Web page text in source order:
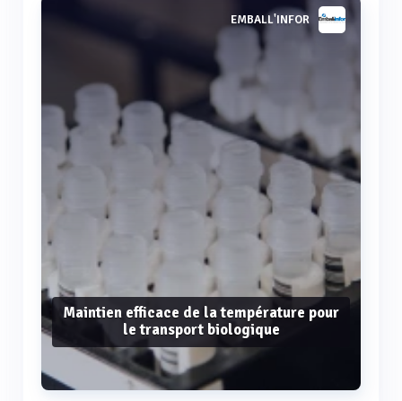
EMBALL'INFOR
Maintien efficace de la température pour
le transport biologique